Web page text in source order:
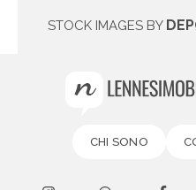
STOCK IMAGES BY
CHI SONO